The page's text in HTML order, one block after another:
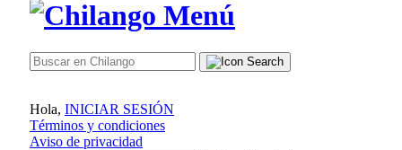
Hola, INICIAR SESIÓN
Términos y condiciones
Aviso de privacidad